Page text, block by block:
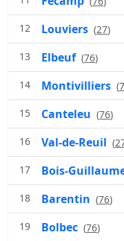
12 Louviers (27)
13 Elbeuf (76)
14 Montivilliers (
15 Canteleu (76)
16 Val-de-Reuil (
17 Bois-
18 Barentin (76)
19 Bolbec (76)